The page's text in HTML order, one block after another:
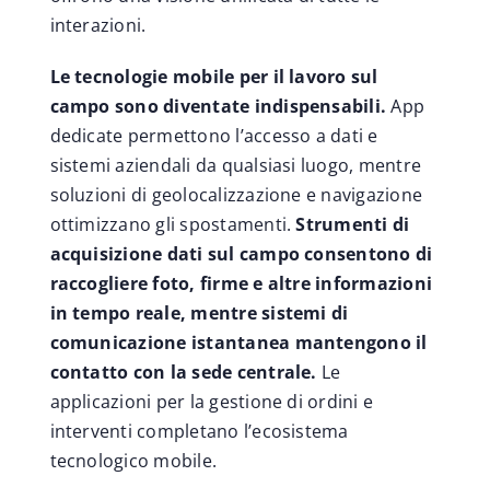
interazioni.
Le tecnologie mobile per il lavoro sul
campo sono diventate indispensabili. App
dedicate permettono l’accesso a dati e
sistemi aziendali da qualsiasi luogo, mentre
soluzioni di geolocalizzazione e navigazione
ottimizzano gli spostamenti.Strumenti di
acquisizione dati sul campo consentono di
raccogliere foto, firme e altre informazioni
in tempo reale, mentre sistemi di
comunicazione istantanea mantengono il
contatto con la sede centrale. Le
applicazioni per la gestione di ordini e
interventi completano l’ecosistema
tecnologico mobile.